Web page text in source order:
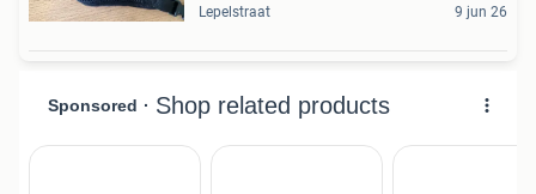
Lepelstraat 9 jun 26